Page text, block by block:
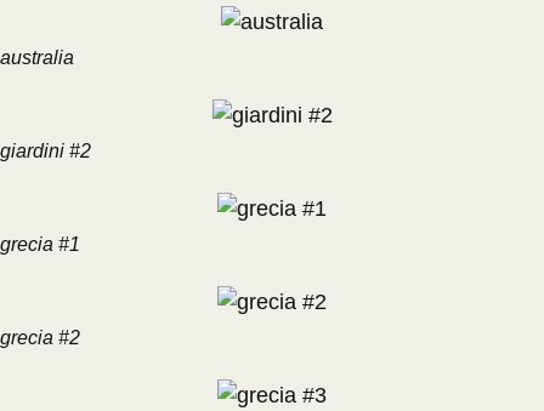
australia
giardini #2
grecia #1
grecia #2